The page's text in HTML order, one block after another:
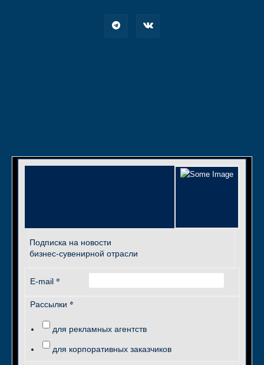
Подписка на новости
бизнес-сувенирной отрасли
E-mail *
Рассылки *
для рекламных агентств
для корпоративных заказчиков